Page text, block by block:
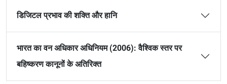
डिजिटल प्रभाव की शक्ति और हानि
भारत का वन अधिकार अधिनियम (2006): वैश्विक स्तर पर
बहिष्करण कानूनों के अतिरिक्त